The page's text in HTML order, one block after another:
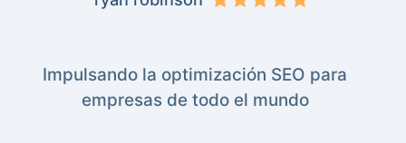
Impulsando la optimización SEO para
empresas de todo el mundo